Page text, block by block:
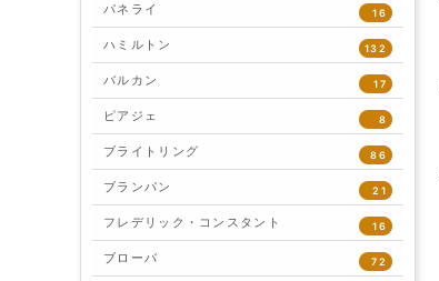
パネライ 16
ハミルトン 132
バルカン 17
ピアジェ 8
ブライトリング 86
ブランパン 21
フレデリック・コンスタント 16
ブローバ 72